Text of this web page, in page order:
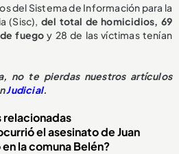
del Sistema de Información para la
(Sisc), del total de homicidios, 69
fuego y 28 de las víctimas tenían
no te pierdas nuestros artículos
Judicial.
relacionadas
el asesinato de Juan
la comuna Belén?